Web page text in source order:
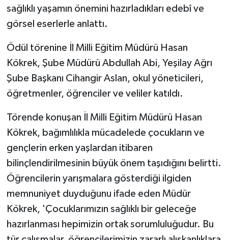
sağlıklı yaşamın önemini hazırladıkları edebî ve
görsel eserlerle anlattı.
Ödül törenine İl Milli Eğitim Müdürü Hasan
Kökrek, Şube Müdürü Abdullah Abi, Yeşilay Ağrı
Şube Başkanı Cihangir Aslan, okul yöneticileri,
öğretmenler, öğrenciler ve veliler katıldı.
Törende konuşan İl Milli Eğitim Müdürü Hasan
Kökrek, bağımlılıkla mücadelede çocukların ve
gençlerin erken yaşlardan itibaren
bilinçlendirilmesinin büyük önem taşıdığını belirtti.
Öğrencilerin yarışmalara gösterdiği ilgiden
memnuniyet duyduğunu ifade eden Müdür
Kökrek, 'Çocuklarımızın sağlıklı bir geleceğe
hazırlanması hepimizin ortak sorumluluğudur. Bu